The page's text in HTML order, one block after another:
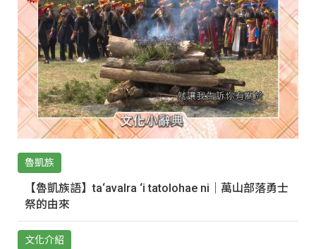
魯凱族
【魯凱族語】ta‘avalra ‘i tatolohae ni｜萬山部落勇士
祭的由來
文化介紹